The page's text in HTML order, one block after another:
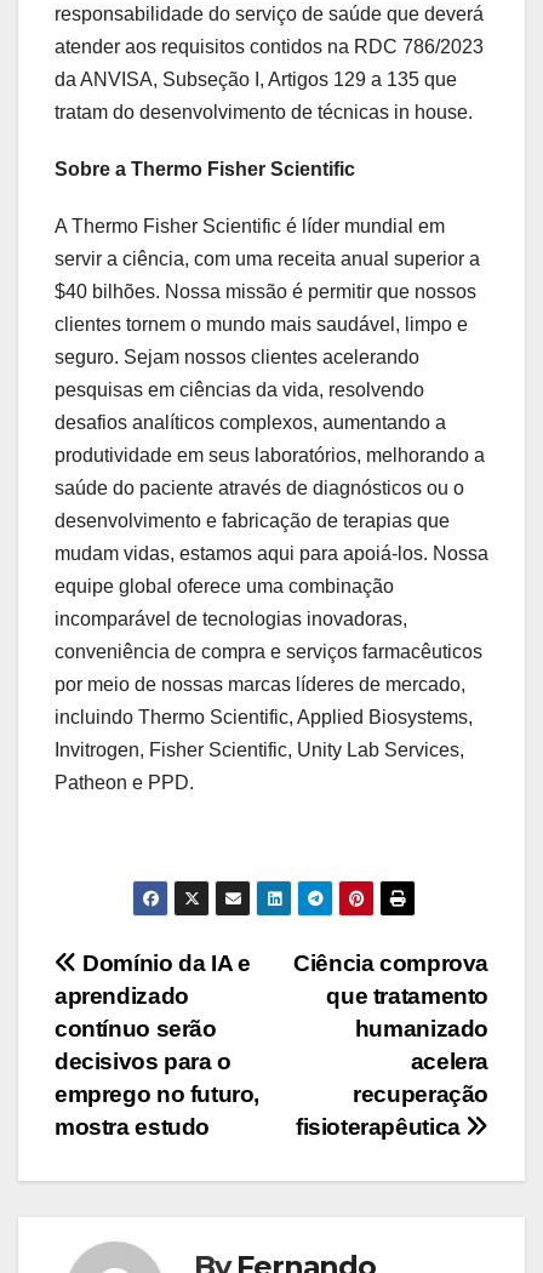
responsabilidade do serviço de saúde que deverá
atender aos requisitos contidos na RDC 786/2023
da ANVISA, Subseção I, Artigos 129 a 135 que
tratam do desenvolvimento de técnicas in house.
Sobre a Thermo Fisher Scientific
A Thermo Fisher Scientific é líder mundial em
servir a ciência, com uma receita anual superior a
$40 bilhões. Nossa missão é permitir que nossos
clientes tornem o mundo mais saudável, limpo e
seguro. Sejam nossos clientes acelerando
pesquisas em ciências da vida, resolvendo
desafios analíticos complexos, aumentando a
produtividade em seus laboratórios, melhorando a
saúde do paciente através de diagnósticos ou o
desenvolvimento e fabricação de terapias que
mudam vidas, estamos aqui para apoiá-los. Nossa
equipe global oferece uma combinação
incomparável de tecnologias inovadoras,
conveniência de compra e serviços farmacêuticos
por meio de nossas marcas líderes de mercado,
incluindo Thermo Scientific, Applied Biosystems,
Invitrogen, Fisher Scientific, Unity Lab Services,
Patheon e PPD.
Navegação
de
Post
Ciência comprova
que tratamento
humanizado
acelera
recuperação
fisioterapêutica
Domínio da IA e
aprendizado
contínuo serão
decisivos para o
emprego no futuro,
mostra estudo